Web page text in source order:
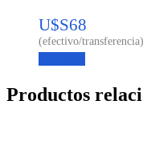
U$S68
Productos